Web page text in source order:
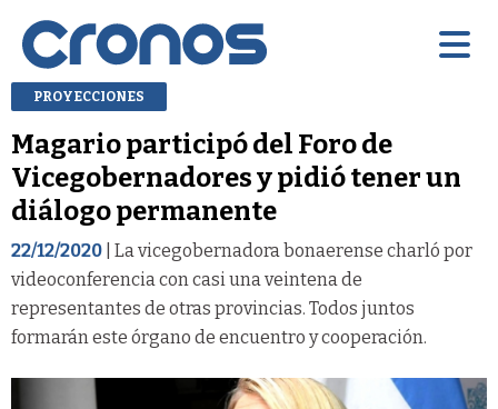
PROYECCIONES
Magario participó del Foro de
Vicegobernadores y pidió tener un
diálogo permanente
22/12/2020 | La vicegobernadora bonaerense charló por
videoconferencia con casi una veintena de
representantes de otras provincias. Todos juntos
formarán este órgano de encuentro y cooperación.